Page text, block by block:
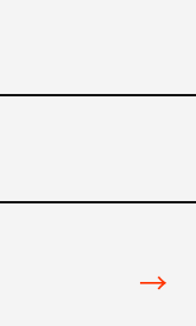
→